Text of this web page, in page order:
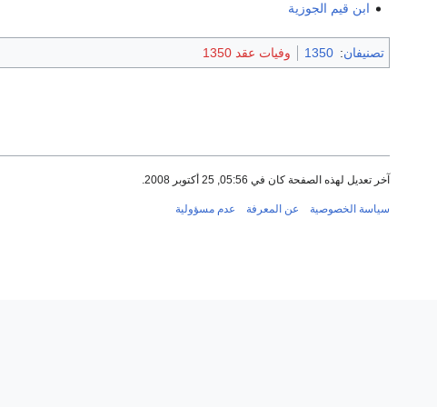
ابن قيم الجوزية
تصنيفان:
1350 وفيات عقد 1350
آخر تعديل لهذه الصفحة كان في 05:56, 25 أكتوبر 2008.
سياسة الخصوصية عن المعرفة عدم مسؤولية